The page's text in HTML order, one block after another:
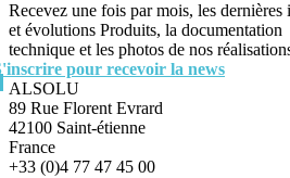
Recevez une fois par mois, les dernières
et évolutions Produits, la documentation
technique et les photos de nos
pour recevoir la news
ALSOLU
89 Rue Florent Evrard
42100 Saint-étienne
France
+33 (0)4 77 47 45 00